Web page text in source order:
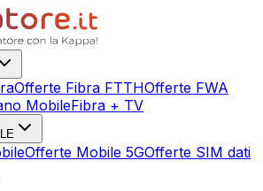
Offerte Fibra FTTHOfferte FWA
MobileFibra + TV
Offerte Mobile 5GOfferte SIM dati